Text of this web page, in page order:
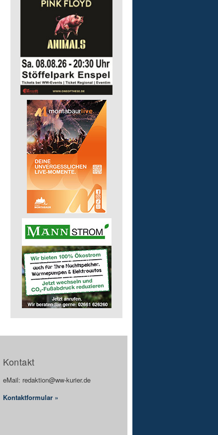
Kontakt
eMail: redaktion@ww-kurier.de
Kontaktformular »